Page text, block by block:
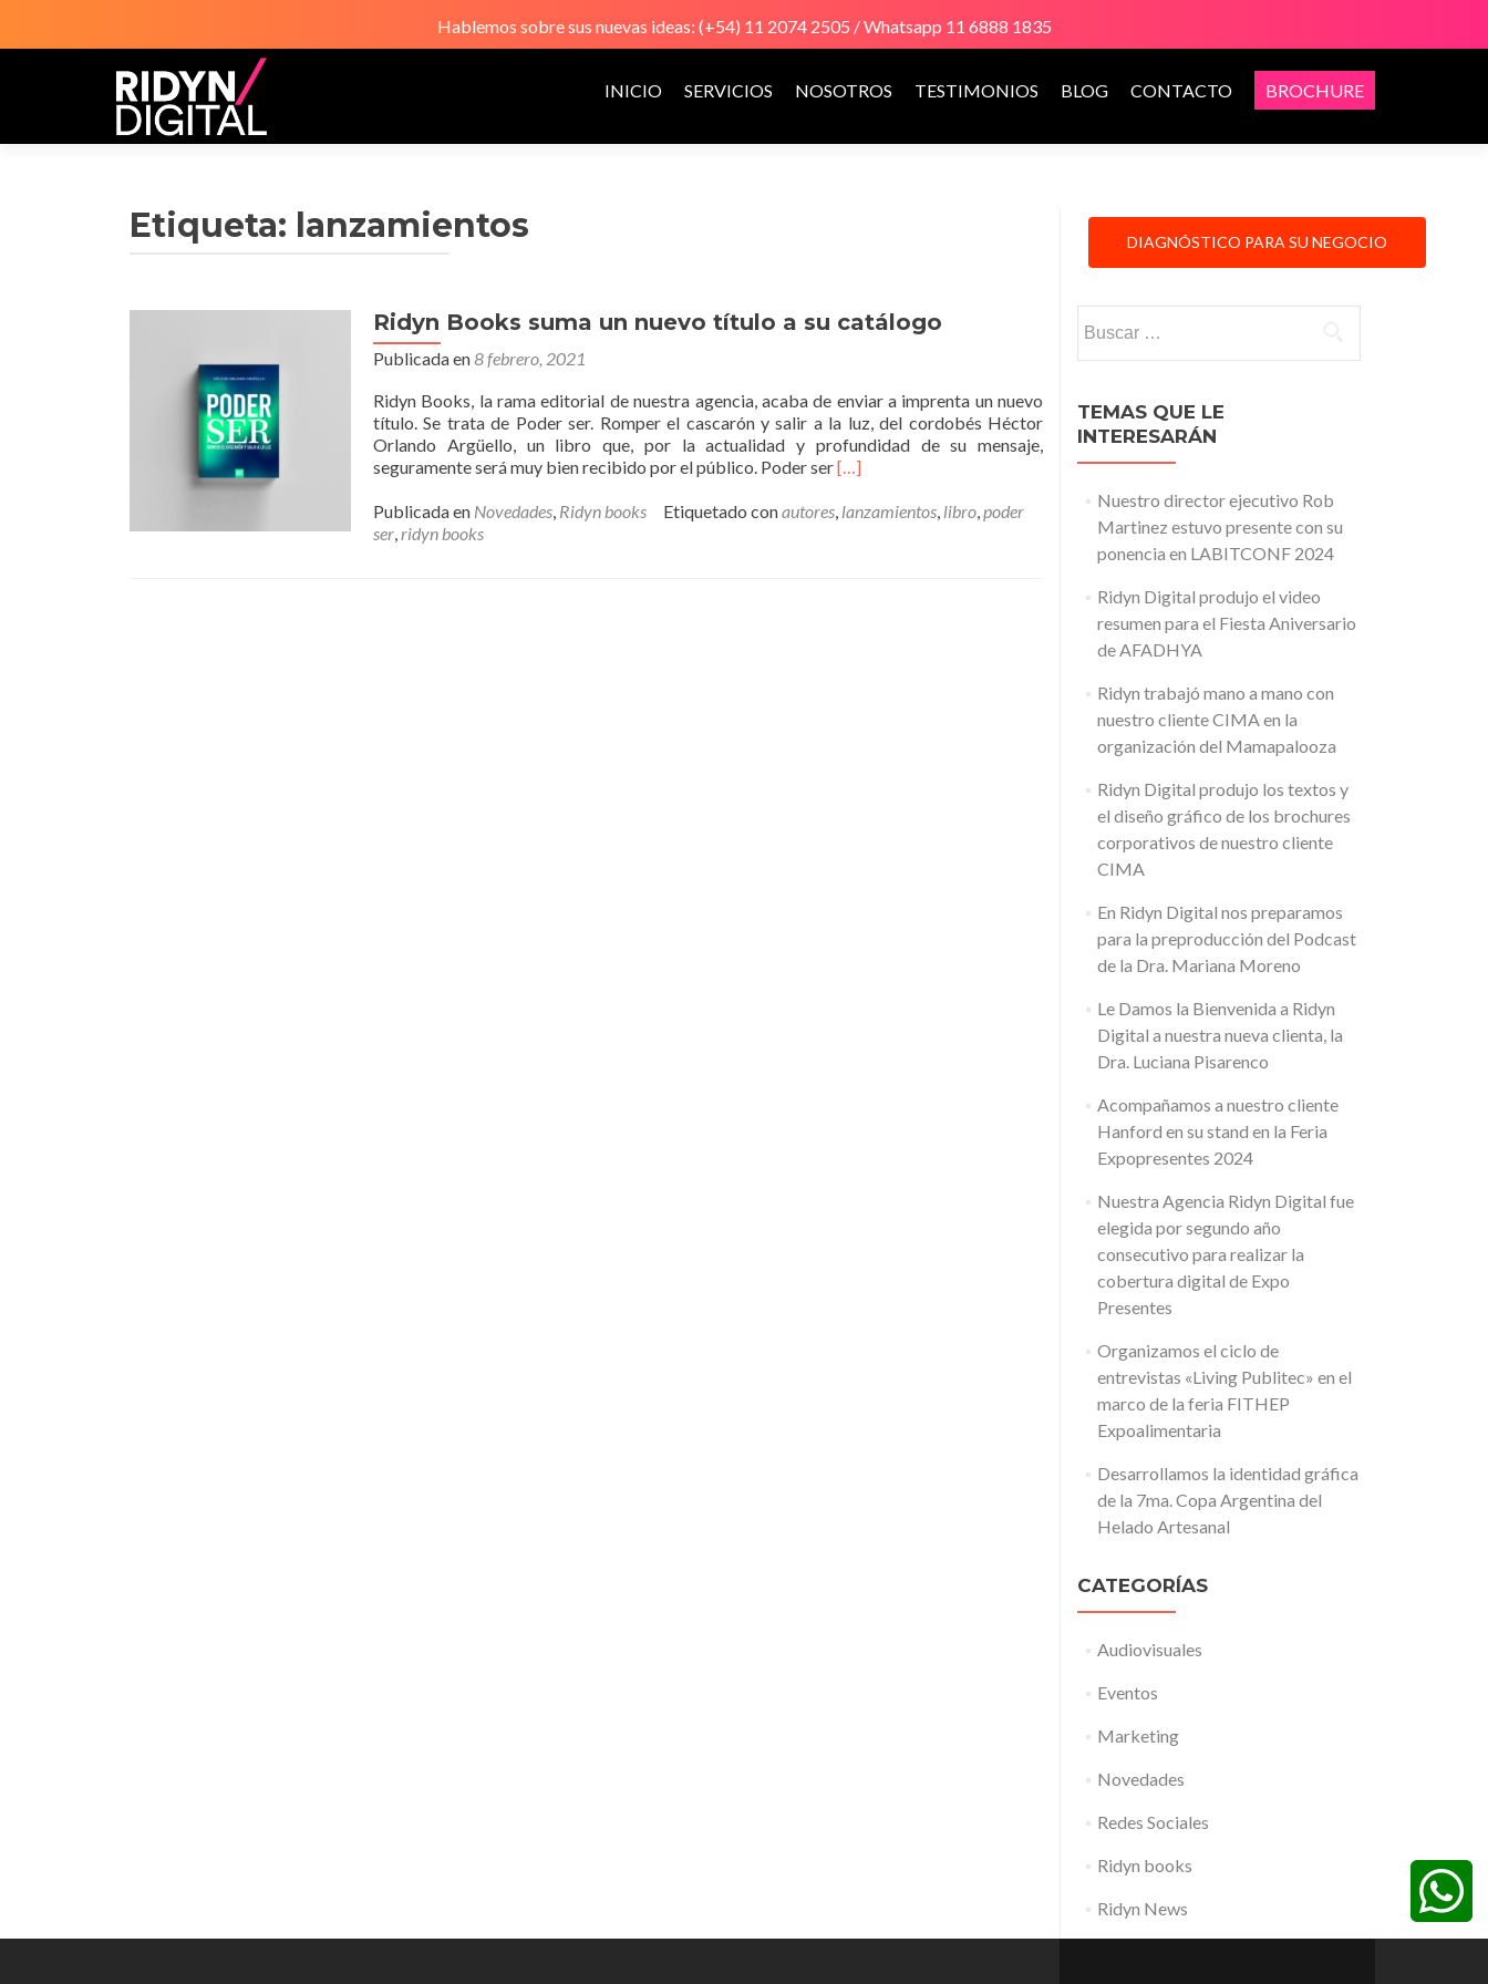
Hablemos sobre sus nuevas ideas: (+54) 11 2074 2505 / Whatsapp 11 6888 1835
al
INICIO SERVICIOS NOSOTROS TESTIMONIOS BLOG CONTACTO BROCHURE
Etiqueta: lanzamientos
Ridyn Books suma un nuevo título a su catálogo
Publicada en8 febrero, 2021
Ridyn Books, la rama editorial de nuestra agencia, acaba de enviar a imprenta un nuevo
título. Se trata de Poder ser. Romper el cascarón y salir a la luz, del cordobés Héctor
Orlando Argüello, un libro que, por la actualidad y profundidad de su mensaje,
seguramente será muy bien recibido por el público. Poder serLeer
Books
[…]
Publicada en Novedades, Ridyn books Etiquetado conautores, lanzamientos, libro,poder
ser,ridyn books
DIAGNÓSTICO PARA SU NEGOCIO
TEMAS QUE LE
INTERESARÁN
Nuestro director ejecutivo Rob
Martinez estuvo presente con su
ponencia en LABITCONF 2024
Ridyn Digital produjo el video
resumen para el Fiesta Aniversario
de AFADHYA
Ridyn trabajó mano a mano con
nuestro cliente CIMA en la
organización del Mamapalooza
Ridyn Digital produjo los textos y
el diseño gráfico de los brochures
corporativos de nuestro cliente
CIMA
En Ridyn Digital nos preparamos
para la preproducción del Podcast
de la Dra. Mariana Moreno
Le Damos la Bienvenida a Ridyn
Digital a nuestra nueva clienta, la
Dra. Luciana Pisarenco
Acompañamos a nuestro cliente
Hanford en su stand en la Feria
Expopresentes 2024
Nuestra Agencia Ridyn Digital fue
elegida por segundo año
consecutivo para realizar la
cobertura digital de Expo
Presentes
Organizamos el ciclo de
entrevistas «Living Publitec» en el
marco de la feria FITHEP
Expoalimentaria
Desarrollamos la identidad gráfica
de la 7ma. Copa Argentina del
Helado Artesanal
CATEGORÍAS
Audiovisuales
Eventos
Marketing
Novedades
Redes Sociales
Ridyn books
Ridyn News